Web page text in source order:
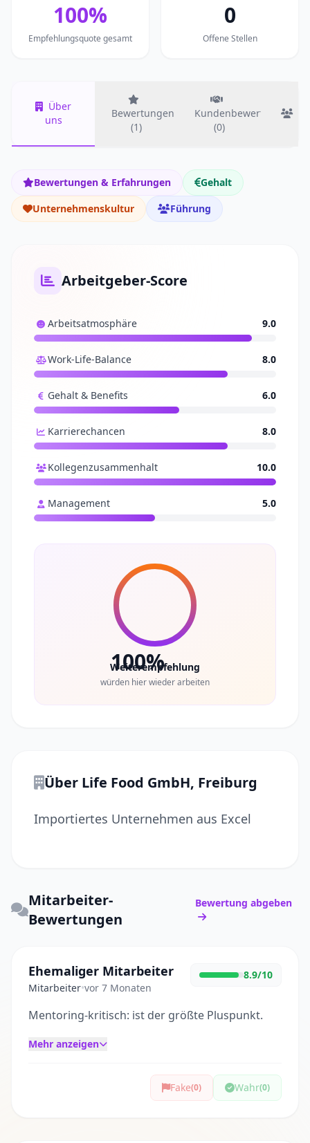
100%
Empfehlungsquote gesamt
0
Offene Stellen
Über
uns
Bewertungen
(1)
Kundenbewertungen
(0)
Bewertungen & Erfahrungen
Gehalt
Unternehmenskultur
Führung
Arbeitgeber-Score
Arbeitsatmosphäre 9.0
Work-Life-Balance 8.0
Gehalt & Benefits 6.0
Karrierechancen 8.0
Kollegenzusammenhalt 10.0
Management 5.0
100%
Weiterempfehlung
würden hier wieder arbeiten
Über Life Food GmbH, Freiburg
Importiertes Unternehmen aus Excel
Mitarbeiter-
Bewertungen
Bewertung abgeben
Ehemaliger Mitarbeiter
Mitarbeiter•vor 7 Monaten
8.9/10
Mentoring-kritisch: ist der größte Pluspunkt.
Mehr anzeigen
Fake(0) Wahr(0)